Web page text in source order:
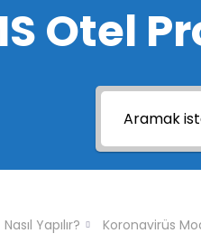
Otel
Nasıl Yapılır? Koronavirüs